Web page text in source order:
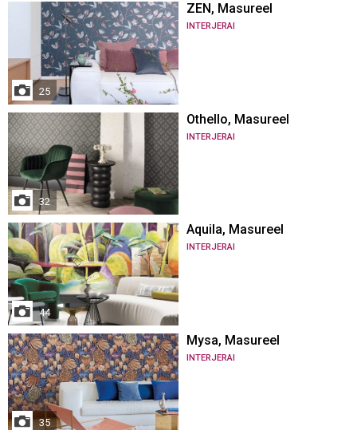
25
ZEN, Masureel
INTERJERAI
32
Othello, Masureel
INTERJERAI
44
Aquila, Masureel
INTERJERAI
35
Mysa, Masureel
INTERJERAI